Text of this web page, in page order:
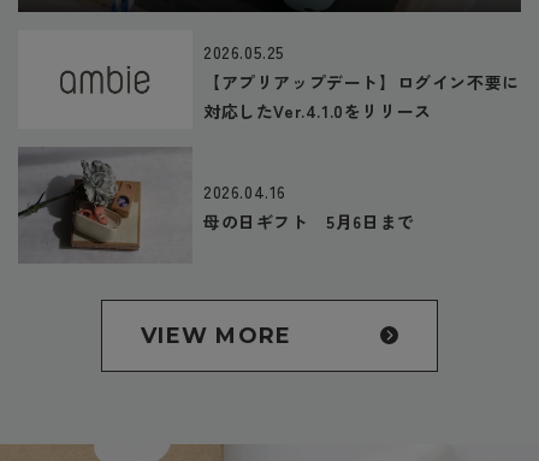
2026.05.25
【アプリアップデート】ログイン不要に
対応したVer.4.1.0をリリース
2026.04.16
母の日ギフト 5月6日まで
VIEW MORE